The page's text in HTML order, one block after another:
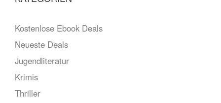
Kostenlose Ebook Deals
Neueste Deals
Jugendliteratur
Krimis
Thriller